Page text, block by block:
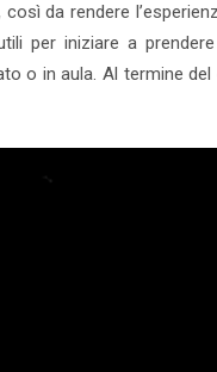
così da rendere
per iniziare a
o in aula. Al termine